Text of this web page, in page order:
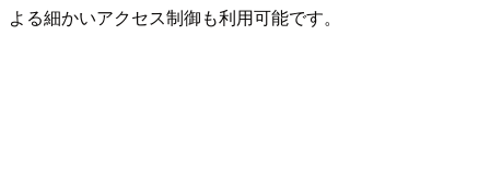
よる細かいアクセス制御も利用可能です。